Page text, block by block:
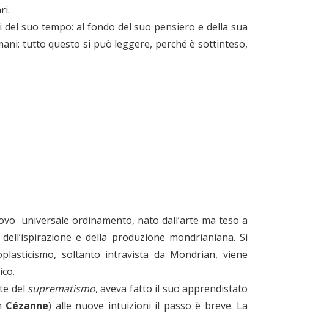
suo tempo: al fondo del suo pensiero e della sua
tutto questo si può leggere, perché è sottinteso,
universale ordinamento, nato dall’arte ma teso a
e della produzione mondrianiana. Si
soltanto intravista da Mondrian, viene
del suprematismo, aveva fatto il suo apprendistato
Cézanne) alle nuove intuizioni il passo è breve. La